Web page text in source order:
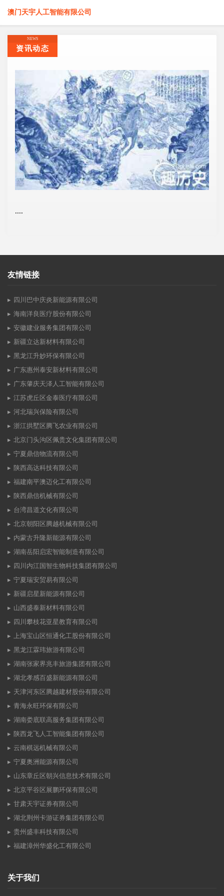
澳门天宇人工智能有限公司
NEWS
资讯动态
....
友情链接
四川巴中庆炎新能源有限公司
海南洋良医疗股份有限公司
安徽建业服务集团有限公司
新疆立达新材料有限公司
黑龙江升妙环保有限公司
广东惠州泰安新材料有限公司
广东肇庆天泽人工智能有限公司
江苏虎丘区金泰医疗有限公司
河北瑞兴保险有限公司
浙江拱墅区腾飞农业有限公司
北京门头沟区佩贵文化集团有限公司
宁夏鼎信物流有限公司
陕西高达科技有限公司
福建南平澳迈化工有限公司
陕西鼎信机械有限公司
台湾昌道文化有限公司
北京朝阳区腾越机械有限公司
内蒙古升隆新能源有限公司
湖南岳阳启宏智能制造有限公司
四川内江国智生物科技集团有限公司
宁夏瑞安贸易有限公司
新疆启星新能源有限公司
山西盛泰新材料有限公司
四川攀枝花亚星教育有限公司
上海宝山区恒通化工股份有限公司
黑龙江霖玮旅游有限公司
湖南张家界兆丰旅游集团有限公司
湖北孝感百盛新能源有限公司
天津河东区腾越建材股份有限公司
青海永旺环保有限公司
湖南娄底联高服务集团有限公司
陕西龙飞人工智能集团有限公司
云南棋远机械有限公司
宁夏奥洲能源有限公司
山东章丘区朝兴信息技术有限公司
北京平谷区展鹏环保有限公司
甘肃天宇证券有限公司
湖北荆州卡游证券集团有限公司
贵州盛丰科技有限公司
福建漳州华盛化工有限公司
关于我们